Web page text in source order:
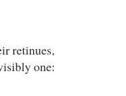
retinues,
one: